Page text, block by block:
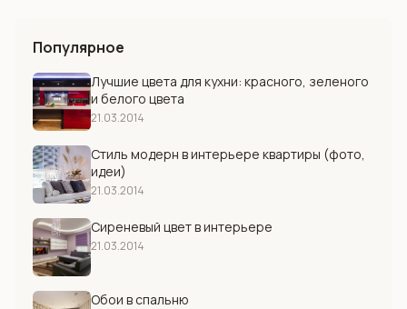
Популярное
Лучшие цвета для кухни: красного, зеленого
и белого цвета
21.03.2014
Стиль модерн в интерьере квартиры (фото,
идеи)
21.03.2014
Сиреневый цвет в интерьере
21.03.2014
Обои в спальню